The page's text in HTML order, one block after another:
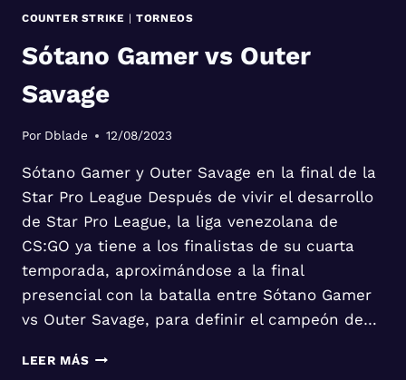
COUNTER STRIKE |TORNEOS
Sótano Gamer vs Outer
Savage
Por Dblade 12/08/2023
Sótano Gamer y Outer Savage en la final de la
Star Pro League Después de vivir el desarrollo
de Star Pro League, la liga venezolana de
CS:GO ya tiene a los finalistas de su cuarta
temporada, aproximándose a la final
presencial con la batalla entre Sótano Gamer
vs Outer Savage, para definir el campeón de…
LEER MÁSSÓTANO